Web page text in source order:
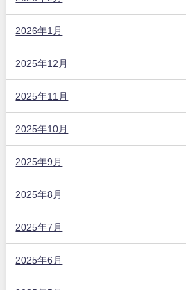
2026年1月
2025年12月
2025年11月
2025年10月
2025年9月
2025年8月
2025年7月
2025年6月